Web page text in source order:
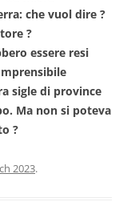
che vuol dire ?
?
essere resi
sigle di province
Ma non si poteva
?
2023.